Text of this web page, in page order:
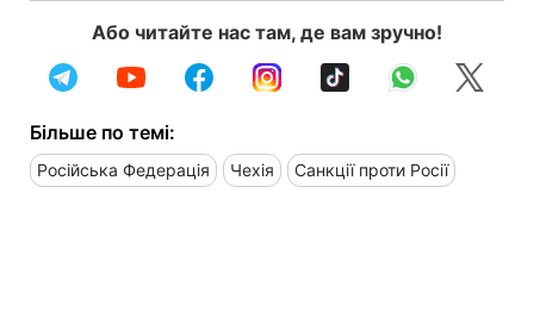
Або читайте нас там, де вам зручно!
Більше по темі:
Російська Федерація Чехія Санкції проти Росії